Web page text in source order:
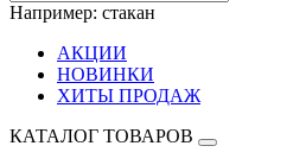
Например: стакан
АКЦИИ
НОВИНКИ
ХИТЫ ПРОДАЖ
КАТАЛОГ ТОВАРОВ